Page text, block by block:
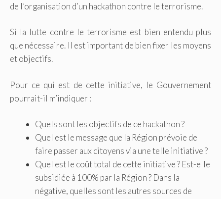
de l’organisation d’un hackathon contre le terrorisme.
Si la lutte contre le terrorisme est bien entendu plus
que nécessaire. Il est important de bien fixer les moyens
et objectifs.
Pour ce qui est de cette initiative, le Gouvernement
pourrait-il m’indiquer :
Quels sont les objectifs de ce hackathon ?
Quel est le message que la Région prévoie de
faire passer aux citoyens via une telle initiative ?
Quel est le coût total de cette initiative ? Est-elle
subsidiée à 100% par la Région ? Dans la
négative, quelles sont les autres sources de